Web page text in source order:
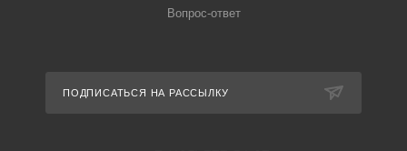
Вопрос-ответ
ПОДПИСАТЬСЯ НА РАССЫЛКУ